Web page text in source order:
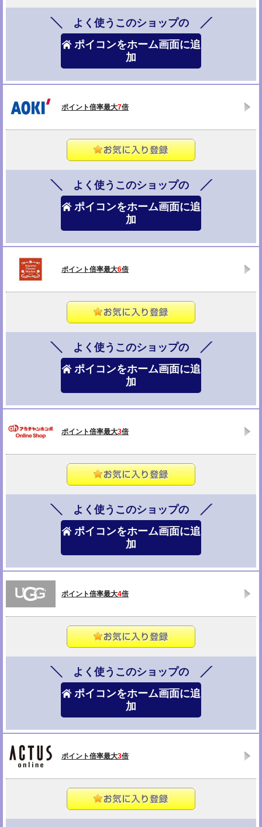
よく使うこのショップの
ポイコンをホーム画面に追
加
ポイント倍率最大7倍
よく使うこのショップの
ポイコンをホーム画面に追
加
ポイント倍率最大6倍
よく使うこのショップの
ポイコンをホーム画面に追
加
ポイント倍率最大3倍
よく使うこのショップの
ポイコンをホーム画面に追
加
ポイント倍率最大4倍
よく使うこのショップの
ポイコンをホーム画面に追
加
ポイント倍率最大3倍